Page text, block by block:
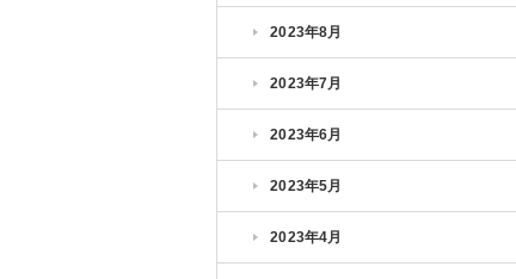
2023年8月
2023年7月
2023年6月
2023年5月
2023年4月